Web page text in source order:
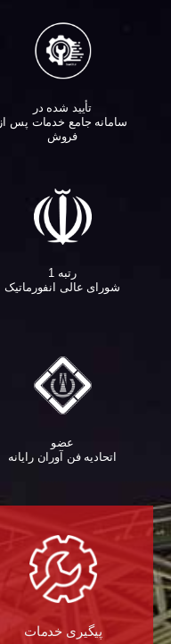
تأیید شده در
سامانه جامع خدمات پس از
فروش
رتبه 1
شورای عالی انفورماتیک
عضو
اتحادیه فن آوران رایانه
پیگیری خدمات